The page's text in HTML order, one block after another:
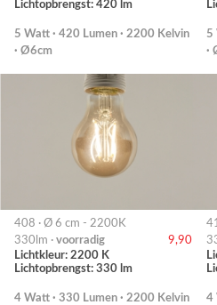
Lichtopbrengst: 420 lm
5 Watt · 420 Lumen · 2200 Kelvin
· Ø6cm
5
·
408 · Ø 6 cm - 2200K
330lm · voorradig
9,90
Lichtkleur: 2200 K
Lichtopbrengst: 330 lm
4 Watt · 330 Lumen · 2200 Kelvin
4